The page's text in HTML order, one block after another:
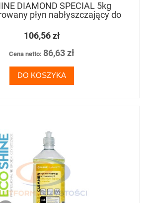
DIAMOND SPECIAL 5kg
płyn nabłyszczający do
106,56 zł
Cena netto: 86,63 zł
DO KOSZYKA